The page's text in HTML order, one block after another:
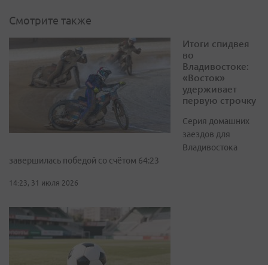
Смотрите также
Итоги спидвея
во
Владивостоке:
«Восток»
удерживает
первую строчку
Серия домашних
заездов для
Владивостока
завершилась победой со счётом 64:23
14:23, 31 июля 2026